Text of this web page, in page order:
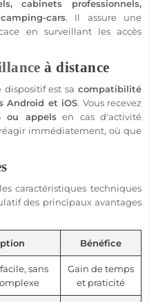
,cabinets professionnels,
cars. Il assure une
en surveillant les accès
à distance
est sa compatibilité
Android et iOS. Vous recevez
ou appelsen cas d'activité
immédiatement, où que
caractéristiques techniques
des principaux avantages
Bénéfice
sans
Gain de temps
et praticité